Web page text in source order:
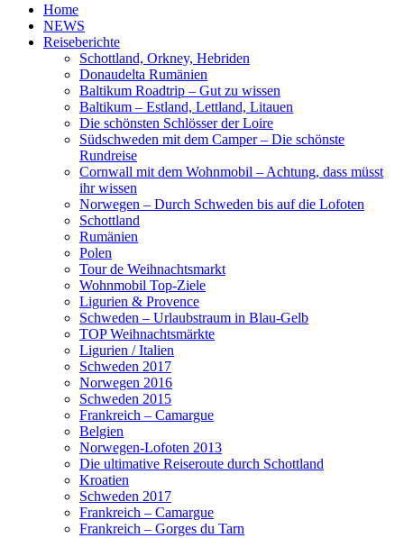
Home
NEWS
Reiseberichte
Schottland, Orkney, Hebriden
Donaudelta Rumänien
Baltikum Roadtrip – Gut zu wissen
Baltikum – Estland, Lettland, Litauen
Die schönsten Schlösser der Loire
Südschweden mit dem Camper – Die schönste
Rundreise
Cornwall mit dem Wohnmobil – Achtung, dass müsst
ihr wissen
Norwegen – Durch Schweden bis auf die Lofoten
Schottland
Rumänien
Polen
Tour de Weihnachtsmarkt
Wohnmobil Top-Ziele
Ligurien & Provence
Schweden – Urlaubstraum in Blau-Gelb
TOP Weihnachtsmärkte
Ligurien / Italien
Schweden 2017
Norwegen 2016
Schweden 2015
Frankreich – Camargue
Belgien
Norwegen-Lofoten 2013
Die ultimative Reiseroute durch Schottland
Kroatien
Schweden 2017
Frankreich – Camargue
Frankreich – Gorges du Tarn